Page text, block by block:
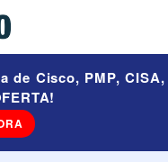
de Cisco, PMP, CISA,